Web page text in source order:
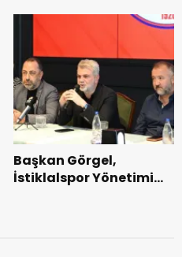
Başkan Görgel,
İstiklalspor Yönetimi